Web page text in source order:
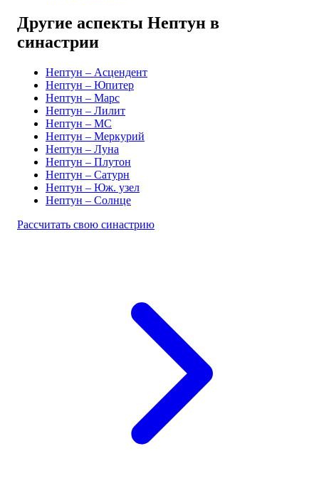
Другие аспекты Нептун в
синастрии
Нептун – Асцендент
Нептун – Юпитер
Нептун – Марс
Нептун – Лилит
Нептун – MC
Нептун – Меркурий
Нептун – Луна
Нептун – Плутон
Нептун – Сатурн
Нептун – Юж. узел
Нептун – Солнце
Рассчитать свою синастрию